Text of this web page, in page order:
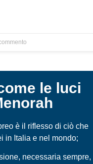
le luci
è il riflesso di ciò che
in Italia e nel mondo;
necessaria sempre,